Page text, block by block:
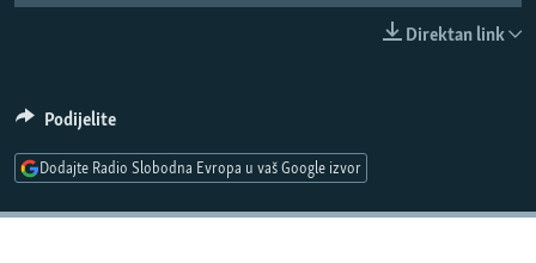
SPECIJALI RSE
VIŠE OD NASLOVA
PRATITE NAS
Direktan link
Podijelite
Dodajte Radio Slobodna Evropa u vaš Google izvor